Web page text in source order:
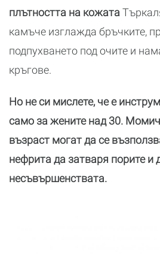
плътността на кожата
камъче изглажда бръчките,
подпухването под очите и
кръгове.
Но не си мислете, че е
само за жените над 30.
възраст могат да се
нефрита да затваря порите и
несъвършенствата.